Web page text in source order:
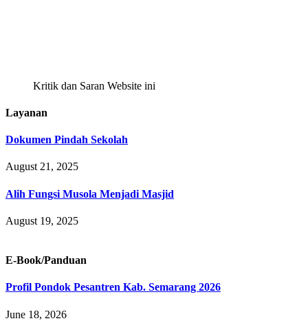
Kritik dan Saran Website ini
Layanan
Dokumen Pindah Sekolah
August 21, 2025
Alih Fungsi Musola Menjadi Masjid
August 19, 2025
E-Book/Panduan
Profil Pondok Pesantren Kab. Semarang 2026
June 18, 2026